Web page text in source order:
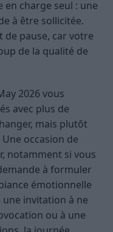
charge seul : une
à être sollicitée.
de pause, car votre
de la qualité de
2026 vous
avec plus de
mais plutôt
occasion de
notamment si vous
à formuler
émotionnelle
invitation à ne
ou à une